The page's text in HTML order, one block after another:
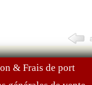
& Frais de port